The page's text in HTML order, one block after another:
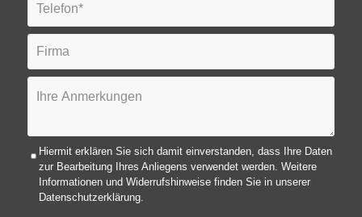
Hiermit erklären Sie sich damit einverstanden, dass Ihre Daten
zur Bearbeitung Ihres Anliegens verwendet werden. Weitere
Informationen und Widerrufshinweise finden Sie in unserer
Datenschutzerklärung.